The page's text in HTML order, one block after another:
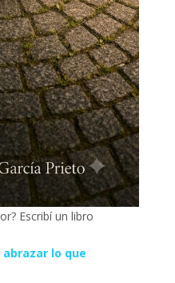
Escribí un libro
lo que